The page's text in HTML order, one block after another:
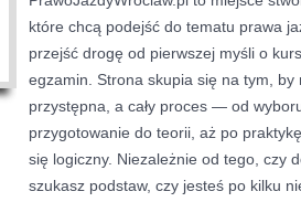
które chcą podejść do tematu prawa
przejść drogę od pierwszej myśli o
egzamin. Strona skupia się na tym, by
przystępna, a cały proces — od
przygotowanie do teorii, aż po
się logiczny. Niezależnie od tego, czy
szukasz podstaw, czy jesteś po kilku